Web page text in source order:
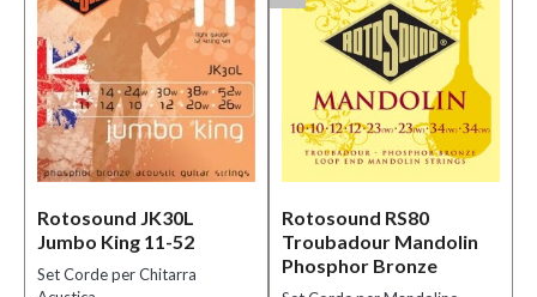
Si
(3)
Solo
prodotti
disponibili
(20)
Rotosound JK30L
Jumbo King 11-52
Set Corde per Chitarra
Rotosound RS80
Troubadour Mandolin
Phosphor Bronze